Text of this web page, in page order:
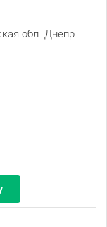
обл. Днепр